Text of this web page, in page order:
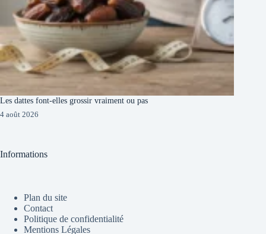
Les dattes font-elles grossir vraiment ou pas
4 août 2026
Informations
Plan du site
Contact
Politique de confidentialité
Mentions Légales